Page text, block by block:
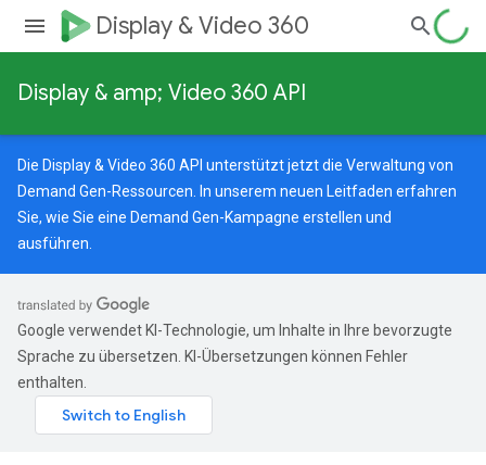
Display & Video 360
Display & amp; Video 360 API
Die Display & Video 360 API unterstützt jetzt die Verwaltung von
Demand Gen-Ressourcen.
In unserem neuen Leitfaden erfahren
Sie, wie Sie eine Demand Gen-Kampagne erstellen und
ausführen.
Google verwendet KI-Technologie, um Inhalte in Ihre bevorzugte
Sprache zu übersetzen. KI-Übersetzungen können Fehler
enthalten.